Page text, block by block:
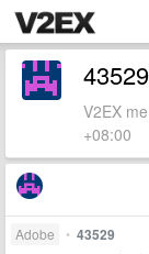
43529
V2EX
+08:00
Adobe • 43529